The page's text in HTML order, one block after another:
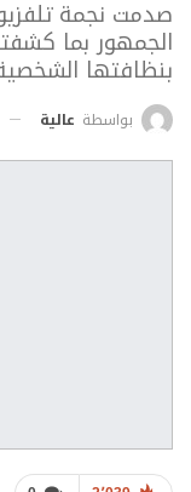
صدمت نجمة
الجمهور بما
بنظافتها
بواسطة عالية